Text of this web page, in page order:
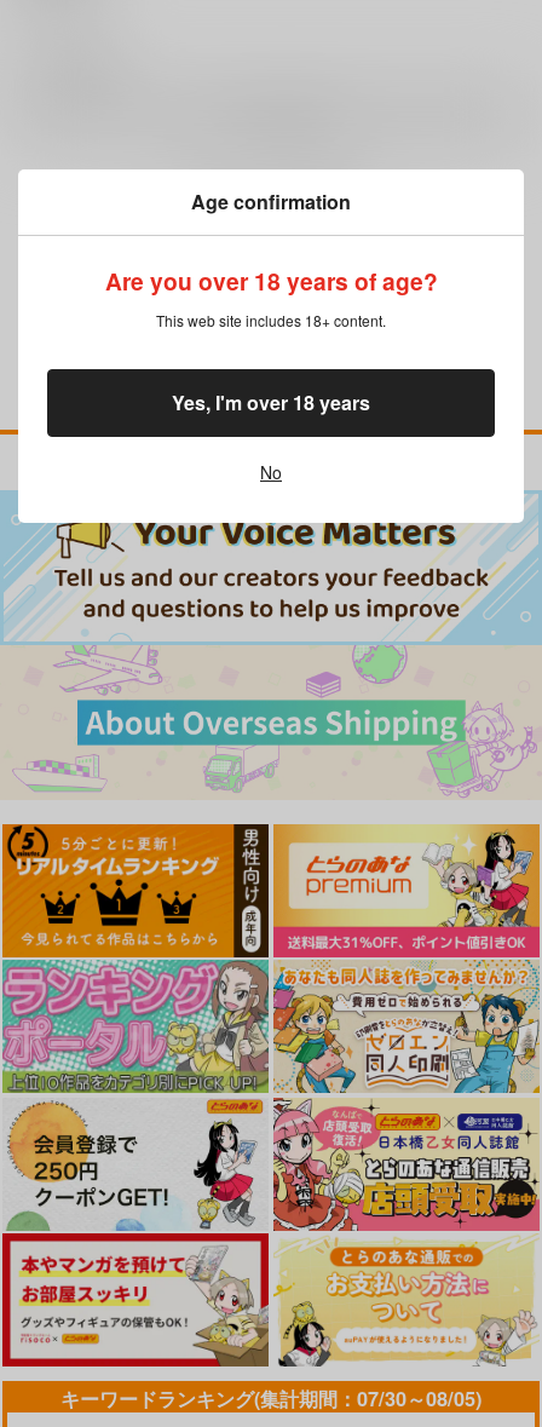
まだレビューはありません
キーワードランキング(集計期間：07/30～08/05)
Age confirmation
Are you over 18 years of age?
This web site includes 18+ content.
No
Yes, I'm over 18 years